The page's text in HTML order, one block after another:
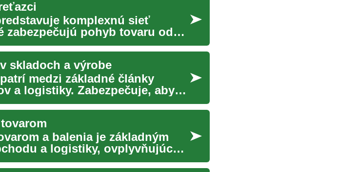
komplexnú sieť
zabezpečujú pohyb tovaru od
skladoch a výrobe
medzi základné články
a logistiky. Zabezpečuje, aby
a balenia je základným
a logistiky, ovplyvňujúca